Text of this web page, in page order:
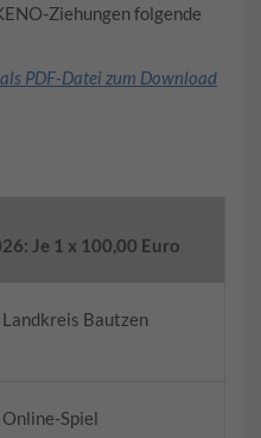
Ziehungen folgende
PDF-Datei zum Download
Je 1 x 100,00 Euro
Bautzen
Spiel